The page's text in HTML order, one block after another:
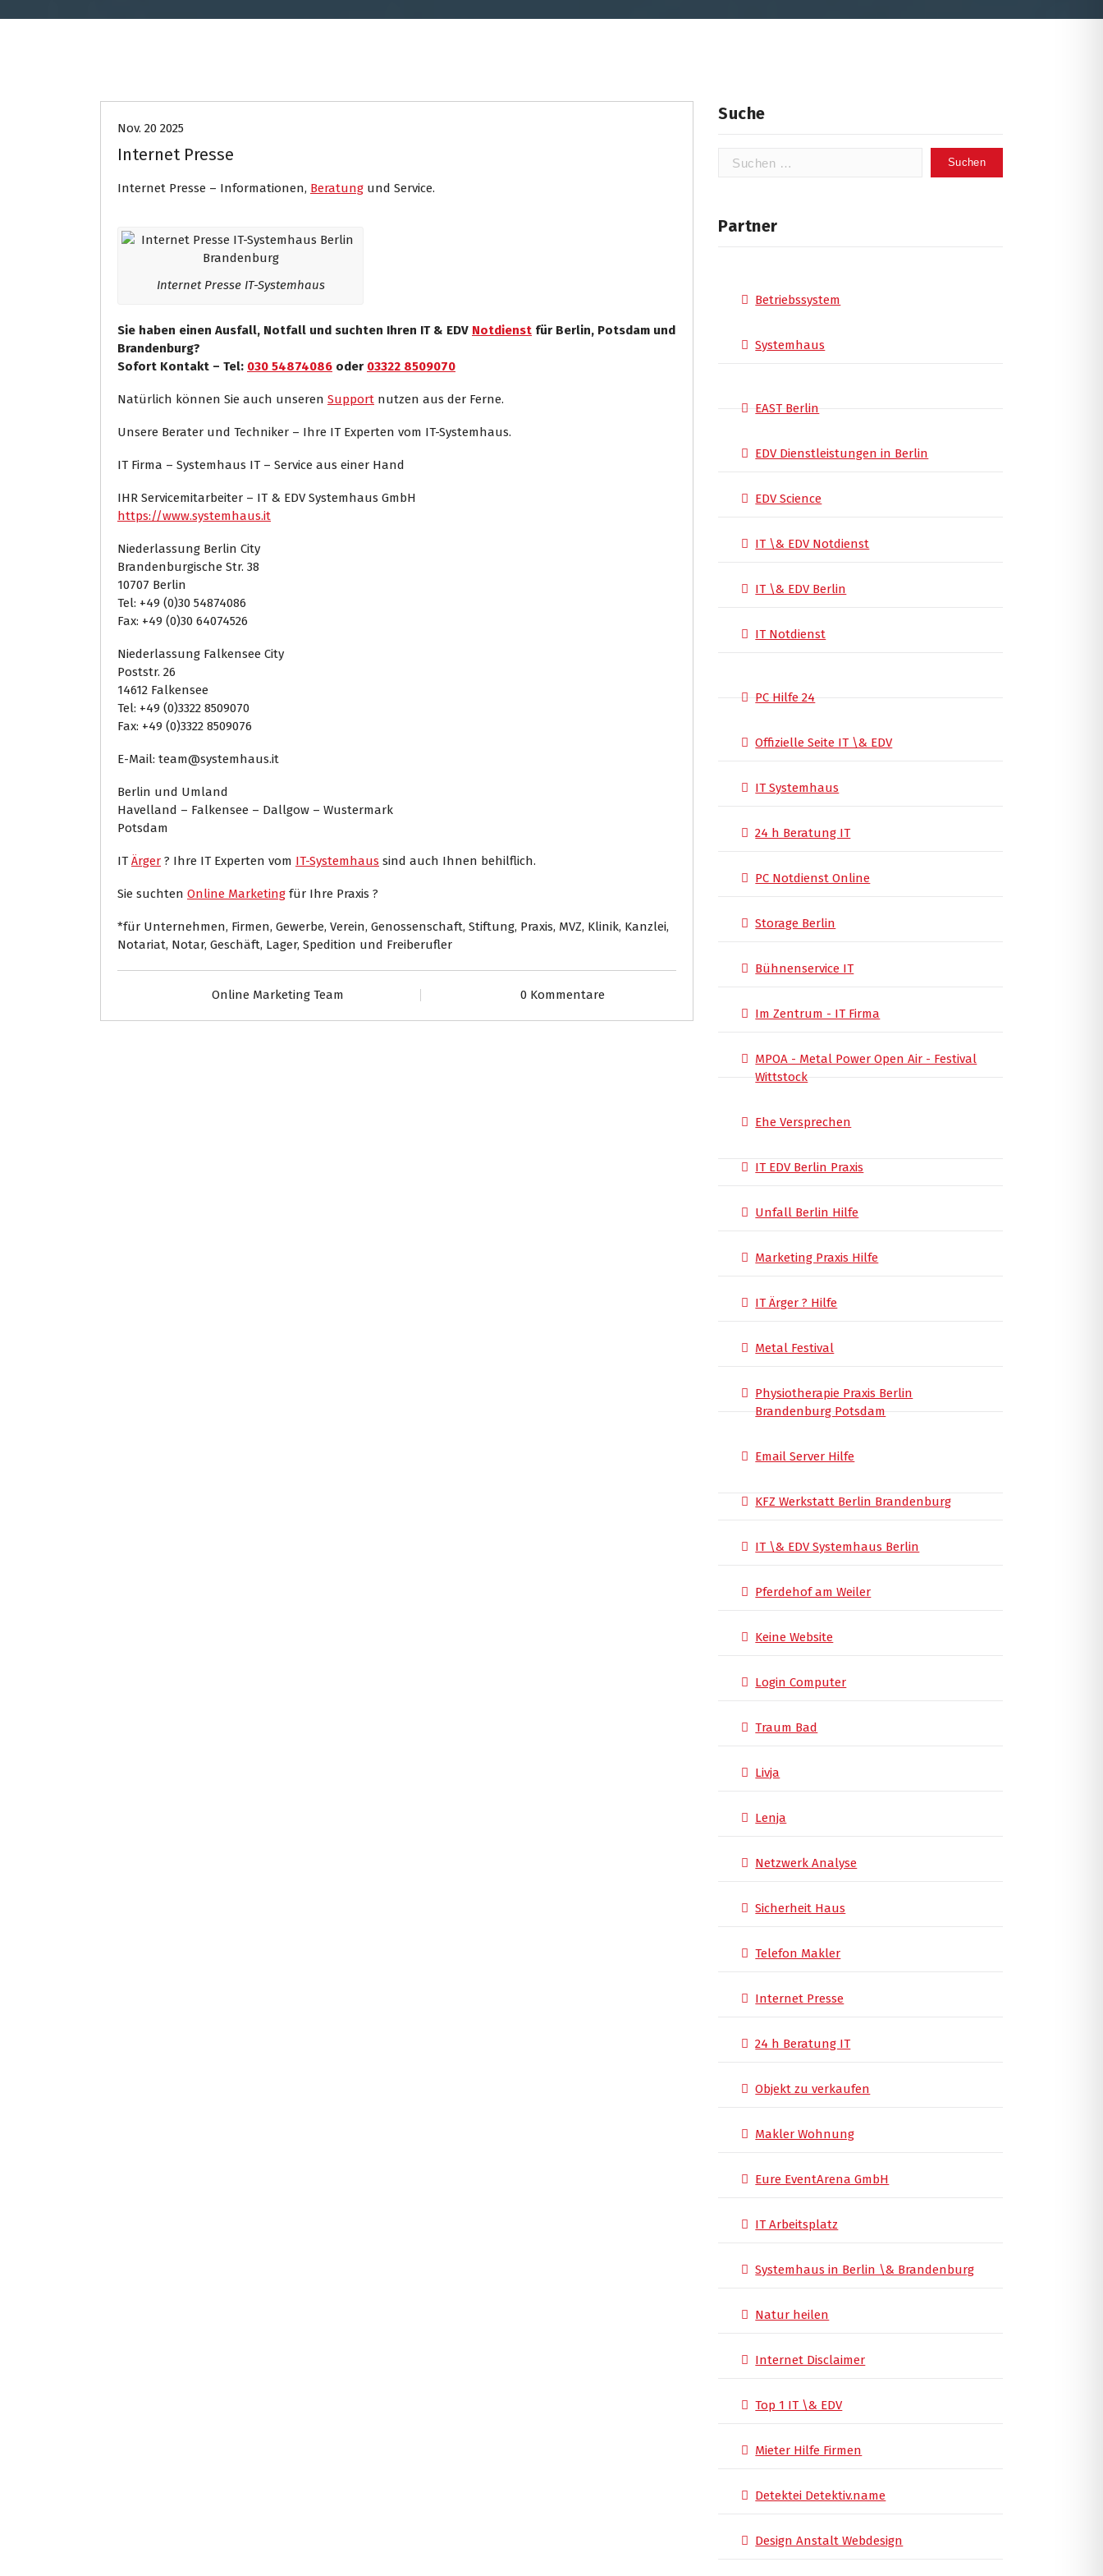
Nov. 20 2025
Internet Presse
Internet Presse – Informationen, Beratung und Service.
Internet Presse IT-Systemhaus
Sie haben einen Ausfall, Notfall und suchten Ihren IT & EDV Notdienst für Berlin, Potsdam und
Brandenburg?
Sofort Kontakt – Tel: 030 54874086 oder 03322 8509070
Natürlich können Sie auch unseren Support nutzen aus der Ferne.
Unsere Berater und Techniker – Ihre IT Experten vom IT-Systemhaus.
IT Firma – Systemhaus IT – Service aus einer Hand
IHR Servicemitarbeiter – IT & EDV Systemhaus GmbH
https://www.systemhaus.it
Niederlassung Berlin City
Brandenburgische Str. 38
10707 Berlin
Tel: +49 (0)30 54874086
Fax: +49 (0)30 64074526
Niederlassung Falkensee City
Poststr. 26
14612 Falkensee
Tel: +49 (0)3322 8509070
Fax: +49 (0)3322 8509076
E-Mail: team@systemhaus.it
Berlin und Umland
Havelland – Falkensee – Dallgow – Wustermark
Potsdam
IT Ärger ? Ihre IT Experten vom IT-Systemhaus sind auch Ihnen behilflich.
Sie suchten Online Marketing für Ihre Praxis ?
*für Unternehmen, Firmen, Gewerbe, Verein, Genossenschaft, Stiftung, Praxis, MVZ, Klinik, Kanzlei,
Notariat, Notar, Geschäft, Lager, Spedition und Freiberufler
Online Marketing Team 0 Kommentare
Suche
Suchen
Partner
Betriebssystem
Systemhaus
EAST Berlin
EDV Dienstleistungen in Berlin
EDV Science
IT \& EDV Notdienst
IT \& EDV Berlin
IT Notdienst
PC Hilfe 24
Offizielle Seite IT \& EDV
IT Systemhaus
24 h Beratung IT
PC Notdienst Online
Storage Berlin
Bühnenservice IT
Im Zentrum - IT Firma
MPOA - Metal Power Open Air - Festival
Wittstock
Ehe Versprechen
IT EDV Berlin Praxis
Unfall Berlin Hilfe
Marketing Praxis Hilfe
IT Ärger ? Hilfe
Metal Festival
Physiotherapie Praxis Berlin
Brandenburg Potsdam
Email Server Hilfe
KFZ Werkstatt Berlin Brandenburg
IT \& EDV Systemhaus Berlin
Pferdehof am Weiler
Keine Website
Login Computer
Traum Bad
Livja
Lenja
Netzwerk Analyse
Sicherheit Haus
Telefon Makler
Internet Presse
24 h Beratung IT
Objekt zu verkaufen
Makler Wohnung
Eure EventArena GmbH
IT Arbeitsplatz
Systemhaus in Berlin \& Brandenburg
Natur heilen
Internet Disclaimer
Top 1 IT \& EDV
Mieter Hilfe Firmen
Detektei Detektiv.name
Design Anstalt Webdesign